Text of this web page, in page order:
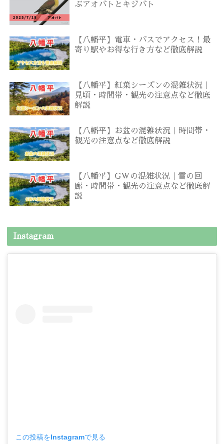
ぶアオバトとキジバト
【八幡平】電車・バスでアクセス！最
寄り駅やお得な行き方など徹底解説
【八幡平】紅葉シーズンの混雑状況｜
見頃・時間帯・観光の注意点など徹底
解説
【八幡平】お盆の混雑状況｜時間帯・
観光の注意点など徹底解説
【八幡平】GWの混雑状況｜雪の回
廊・時間帯・観光の注意点など徹底解
説
Instagram
この投稿をInstagramで見る